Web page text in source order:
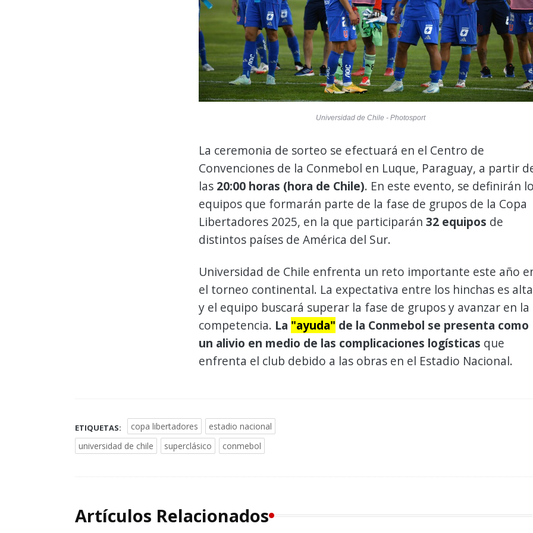
Universidad de Chile - Photosport
La ceremonia de sorteo se efectuará en el Centro de
Convenciones de la Conmebol en Luque, Paraguay, a partir
las 20:00 horas (hora de Chile). En este evento, se definirán
equipos que formarán parte de la fase de grupos de la Copa
Libertadores 2025, en la que participarán 32 equipos de
distintos países de América del Sur.
Universidad de Chile enfrenta un reto importante este año
el torneo continental. La expectativa entre los hinchas es
y el equipo buscará superar la fase de grupos y avanzar en la
competencia. La "ayuda" de la Conmebol se presenta como
un alivio en medio de las complicaciones logísticas que
enfrenta el club debido a las obras en el Estadio Nacional.
ETIQUETAS: copa libertadores
estadio nacional
universidad de chile
superclásico conmebol
Artículos Relacionados